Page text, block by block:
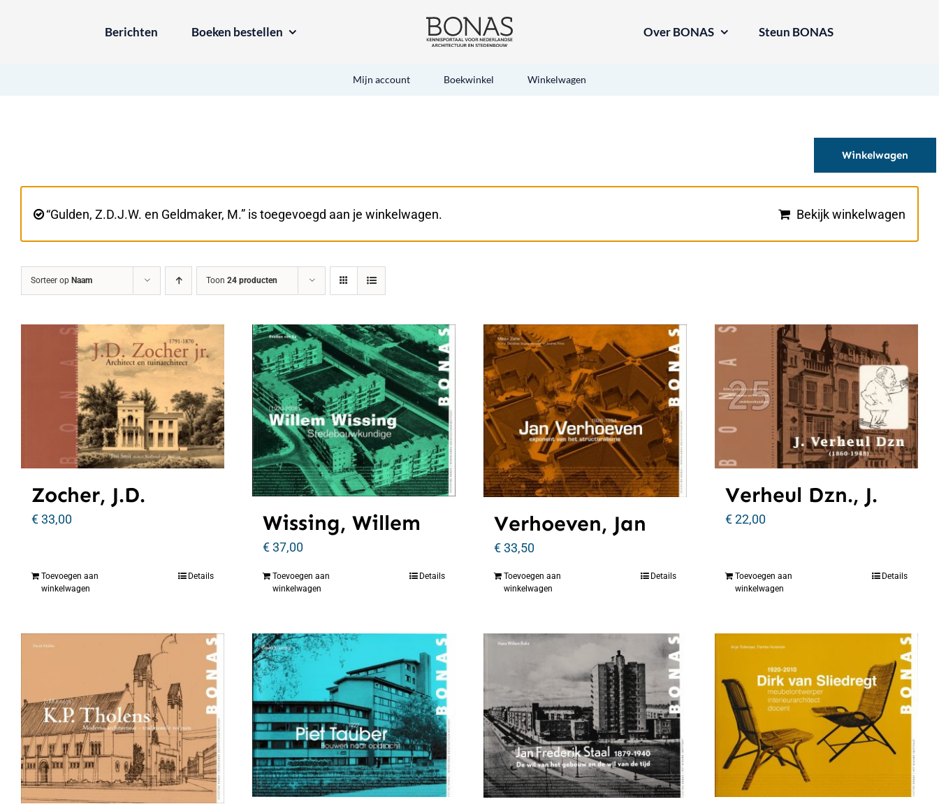
Berichten Boeken bestellen Over BONAS Steun BONAS
Mijn account Boekwinkel Winkelwagen
Winkelwagen
“Gulden, Z.D.J.W. en Geldmaker, M.” is toegevoegd aan je winkelwagen. Bekijk winkelwagen
Sorteer op Naam Toon 24 producten
Zocher, J.D.
€33,00
Toevoegen aan
winkelwagen
Details
Wissing, Willem
€37,00
Toevoegen aan
winkelwagen
Details
Verhoeven, Jan
€33,50
Toevoegen aan
winkelwagen
Details
Verheul Dzn., J.
€22,00
Toevoegen aan
winkelwagen
Details